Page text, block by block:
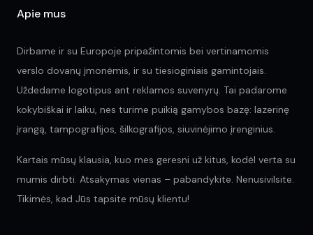
Apie mus
Dirbame ir su Europoje pripažintomis bei vertinamomis
verslo dovanų įmonėmis, ir su tiesioginiais gamintojais.
Uždedame logotipus ant reklamos suvenyrų. Tai padarome
kokybiškai ir laiku, nes turime puikią gamybos bazę: lazerinę
įrangą, tampografijos, šilkografijos, siuvinėjimo įrenginius.
Kartais mūsų klausia, kuo mes geresni už kitus, kodėl verta su
mumis dirbti. Atsakymas vienas – pabandykite. Nenusivilsite.
Tikimės, kad Jūs tapsite mūsų klientu!